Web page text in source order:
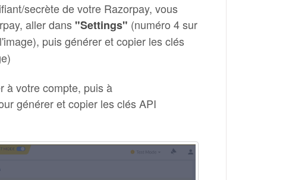
secrète de votre Razorpay, vous
aller dans "Settings" (numéro 4 sur
puis générer et copier les clés
à votre compte, puis à
générer et copier les clés API